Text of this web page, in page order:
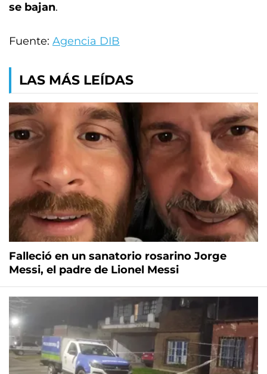
se bajan.
Fuente: Agencia DIB
LAS MÁS LEÍDAS
Falleció en un sanatorio rosarino Jorge
Messi, el padre de Lionel Messi